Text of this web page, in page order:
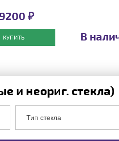
₽
КУПИТЬ В
и неориг. стекла)